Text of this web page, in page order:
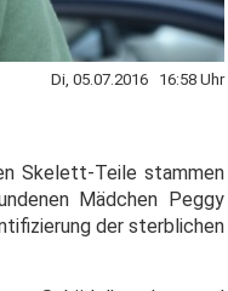
Di, 05.07.2016 16:58 Uhr
Skelett-Teile stammen
Mädchen Peggy
der sterblichen